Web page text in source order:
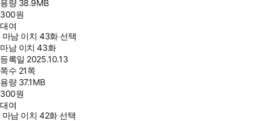
용량 38.9MB
300원
대여
마남 이치 43화 선택
마남 이치 43화
등록일 2025.10.13
쪽수 21쪽
용량 37.1MB
300원
대여
마남 이치 42화 선택